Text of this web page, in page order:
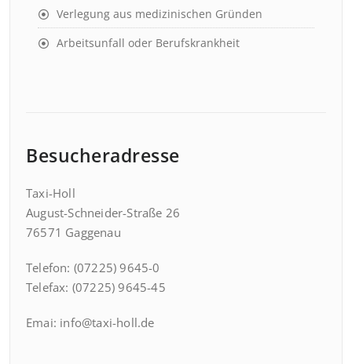
Verlegung aus medizinischen Gründen
Arbeitsunfall oder Berufskrankheit
Besucheradresse
Taxi-Holl
August-Schneider-Straße 26
76571 Gaggenau
Telefon: (07225) 9645-0
Telefax: (07225) 9645-45
Emai: info@taxi-holl.de